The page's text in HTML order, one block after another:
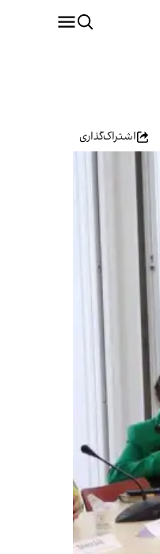
اشتراک‌گذاری